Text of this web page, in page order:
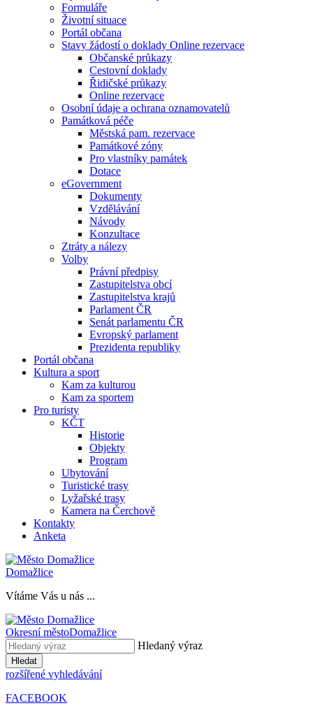
Formuláře
Životní situace
Portál občana
Stavy žádostí o doklady Online rezervace
Občanské průkazy
Cestovní doklady
Řidičské průkazy
Online rezervace
Osobní údaje a ochrana oznamovatelů
Památková péče
Městská pam. rezervace
Památkové zóny
Pro vlastníky památek
Dotace
eGovernment
Dokumenty
Vzdělávání
Návody
Konzultace
Ztráty a nálezy
Volby
Právní předpisy
Zastupitelstva obcí
Zastupitelstva krajů
Parlament ČR
Senát parlamentu ČR
Evropský parlament
Prezidenta republiky
Portál občana
Kultura a sport
Kam za kulturou
Kam za sportem
Pro turisty
KČT
Historie
Objekty
Program
Ubytování
Turistické trasy
Lyžařské trasy
Kamera na Čerchově
Kontakty
Anketa
Domažlice
Vítáme Vás u nás ...
Okresní městoDomažlice
Hledaný výraz
Hledat
rozšířené vyhledávání
FACEBOOK